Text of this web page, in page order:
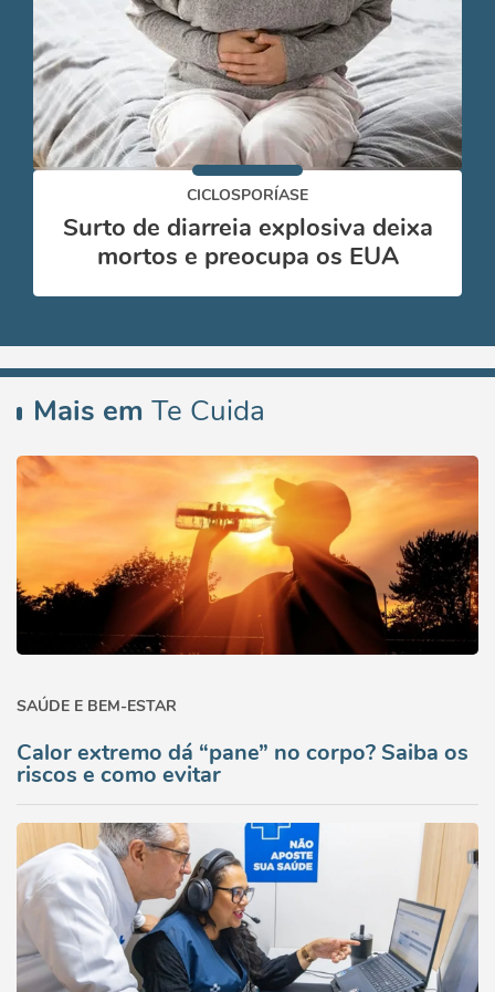
CICLOSPORÍASE
Surto de diarreia explosiva deixa
mortos e preocupa os EUA
Mais em Te Cuida
SAÚDE E BEM-ESTAR
Calor extremo dá “pane” no corpo? Saiba os
riscos e como evitar